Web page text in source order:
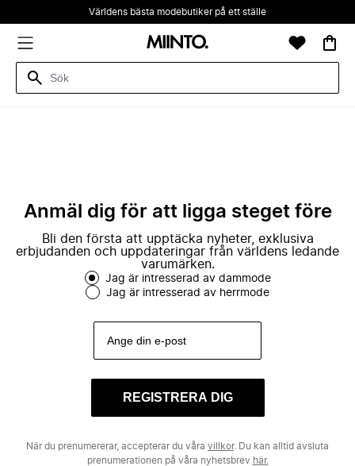
Världens bästa modebutiker på ett ställe
Anmäl dig för att ligga steget före
Bli den första att upptäcka nyheter, exklusiva
erbjudanden och uppdateringar från världens ledande
varumärken.
Jag är intresserad av dammode
Jag är intresserad av herrmode
REGISTRERA DIG
När du prenumererar, accepterar du våra villkor. Du kan alltid avsluta
prenumerationen på våra nyhetsbrev här.